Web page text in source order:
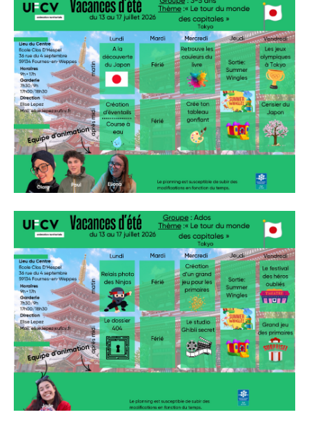
» Ecole privée Jeanne d’Arc
» APEL de l'Ecole Jeanne d'Arc
» Maison des jeunes
» Mode de garde
ASSOCIATIONS
» Culture et loisirs
» Cercle d’Echecs
» La clé des chants
» Jpeuxpasjaichorale
» WAP - Weppes Arts Plastiques
» Wepp' Harmonie
» Mémoire
» Sports